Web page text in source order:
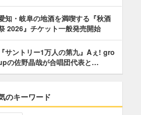
知・岐阜の地酒を満喫する『秋酒
2026』チケット一般発売開始
『サントリー1万人の第九』Aぇ! gro
の佐野晶哉が合唱団代表と…
のキーワード